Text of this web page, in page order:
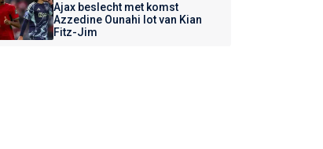
Ajax beslecht met komst
Azzedine Ounahi lot van Kian
Fitz-Jim